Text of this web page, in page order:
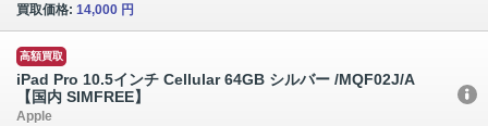
買取価格: 14,000 円
高額買取
iPad Pro 10.5インチ Cellular 64GB シルバー /MQF02J/A
【国内 SIMFREE】
Apple